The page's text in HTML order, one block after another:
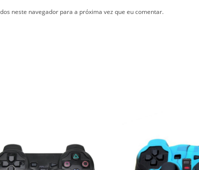
neste navegador para a próxima vez que eu comentar.